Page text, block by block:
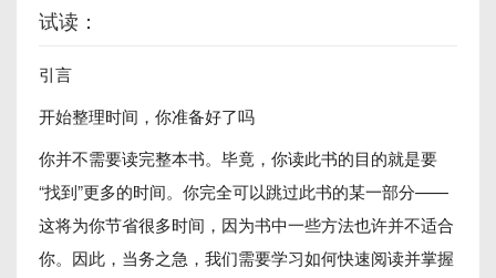
试读：
引言
开始整理时间，你准备好了吗
你并不需要读完整本书。毕竟，你读此书的目的就是要
“找到”更多的时间。你完全可以跳过此书的某一部分——
这将为你节省很多时间，因为书中一些方法也许并不适合
你。因此，当务之急，我们需要学习如何快速阅读并掌握